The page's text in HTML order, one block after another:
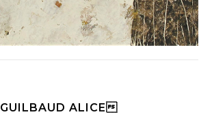
GUILBAUD ALICE